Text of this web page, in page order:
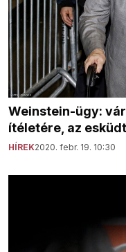
Weinstein-ügy:
ítéletére, az
HÍREK2020. febr. 19. 10:30